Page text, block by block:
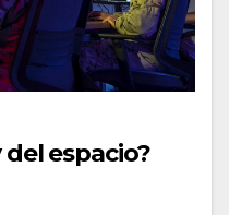
espacio?